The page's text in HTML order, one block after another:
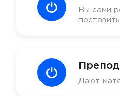
Вы сами
Дают